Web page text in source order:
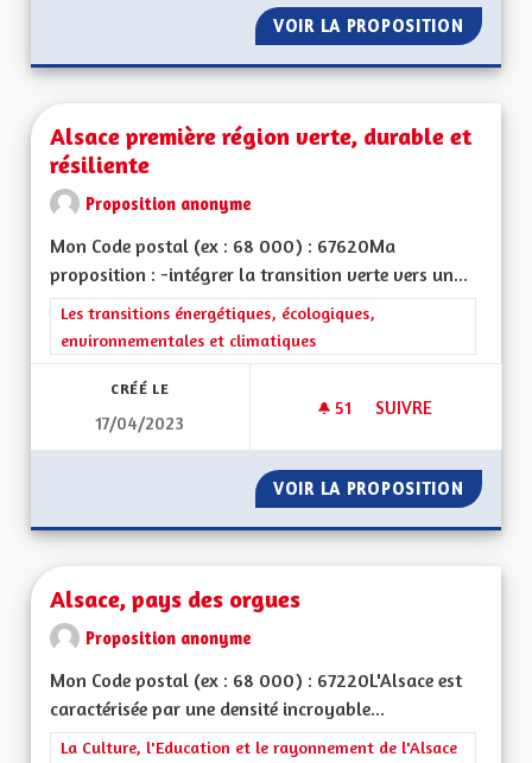
VOIR LA PROPOSITION
Alsace première région verte, durable et
résiliente
Proposition anonyme
Mon Code postal (ex : 68 000) : 67620Ma
proposition : -intégrer la transition verte vers un...
Filtrer les résultats de la catégorie : Les transitions
Les transitions énergétiques, écologiques,
environnementales et climatiques
CRÉÉ LE
17/04/2023
51 51 ABONNÉS
SUIVRE
VOIR LA PROPOSITION
Alsace, pays des orgues
Proposition anonyme
Mon Code postal (ex : 68 000) : 67220L'Alsace est
caractérisée par une densité incroyable...
Filtrer les résultats de la catégorie : La Culture, l'Education et
La Culture, l'Education et le rayonnement de l'Alsace